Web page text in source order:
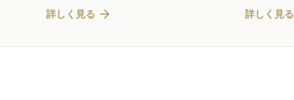
詳しく見る arrow_forward 詳しく見る